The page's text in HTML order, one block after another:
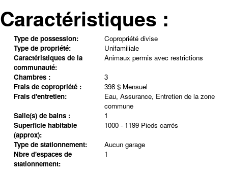
Caractéristiques :
Type de possession:
Copropriété divise
Type de propriété:
Unifamiliale
Caractéristiques de la
communauté:
Animaux permis avec restrictions
Chambres :
3
Frais de copropriété :
398 $ Mensuel
Frais d'entretien:
Eau, Assurance, Entretien de la zone
commune
Salle(s) de bains :
1
Superficie habitable
(approx):
1000 - 1199 Pieds carrés
Type de stationnement:
Aucun garage
Nbre d'espaces de
stationnement:
1